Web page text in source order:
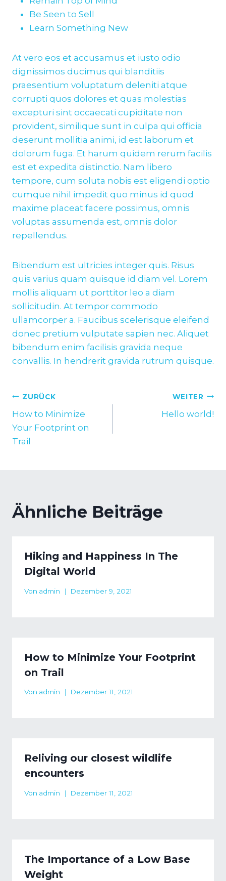
Be Seen to Sell
Learn Something New
At vero eos et accusamus et iusto odio
dignissimos ducimus qui blanditiis
praesentium voluptatum deleniti atque
corrupti quos dolores et quas molestias
excepturi sint occaecati cupiditate non
provident, similique sunt in culpa qui officia
deserunt mollitia animi, id est laborum et
dolorum fuga. Et harum quidem rerum facilis
est et expedita distinctio. Nam libero
tempore, cum soluta nobis est eligendi optio
cumque nihil impedit quo minus id quod
maxime placeat facere possimus, omnis
voluptas assumenda est, omnis dolor
repellendus.
Bibendum est ultricies integer quis. Risus
quis varius quam quisque id diam vel. Lorem
mollis aliquam ut porttitor leo a diam
sollicitudin. At tempor commodo
ullamcorper a. Faucibus scelerisque eleifend
donec pretium vulputate sapien nec. Aliquet
bibendum enim facilisis gravida neque
convallis. In hendrerit gravida rutrum quisque.
Beitragsnavigation
ZURÜCK
How to Minimize
Your Footprint on
Trail
WEITER
Hello world!
Ähnliche Beiträge
Hiking and Happiness In The
Digital World
Von admin Dezember 9, 2021
How to Minimize Your Footprint
on Trail
Von admin Dezember 11, 2021
Reliving our closest wildlife
encounters
Von admin Dezember 11, 2021
The Importance of a Low Base
Weight